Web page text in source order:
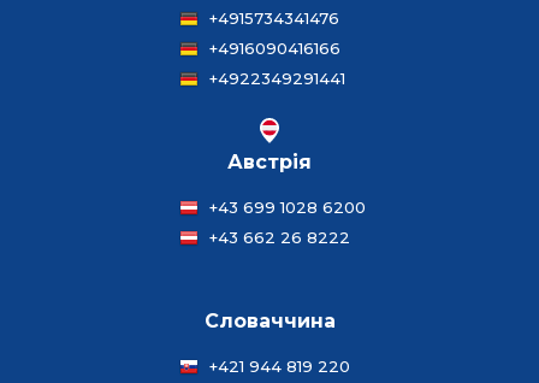
+4915734341476
+4916090416166
+4922349291441
Австрія
+43 699 1028 6200
+43 662 26 8222
Словаччина
+421 944 819 220